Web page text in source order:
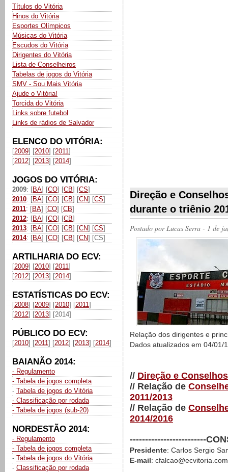
Títulos do Vitória
Hinos do Vitória
Esportes Olímpicos
Músicas do Vitória
Escudos do Vitória
Dirigentes do Vitória
Lista de Conselheiros
Tabelas de jogos do Vitória
SMV - Sou Mais Vitória
Ajude o Vitória!
Torcida do Vitória
Links sobre futebol
Links de rádios de Salvador
ELENCO DO VITÓRIA:
[2009] [2010] [2011]
[2012] [2013] [2014]
JOGOS DO VITÓRIA:
2009: [BA] [CO] [CB] [CS]
2010: [BA] [CO] [CB] [CN] [CS]
2011: [BA] [CO] [CB]
2012: [BA] [CO] [CB]
2013: [BA] [CO] [CB] [CN] [CS]
2014: [BA] [CO] [CB] [CN] [CS]
ARTILHARIA DO ECV:
[2009] [2010] [2011]
[2012] [2013] [2014]
ESTATÍSTICAS DO ECV:
[2008] [2009] [2010] [2011]
[2012] [2013] [2014]
PÚBLICO DO ECV:
[2010] [2011] [2012] [2013] [2014]
BAIANÃO 2014:
- Regulamento
- Tabela de jogos completa
- Tabela de jogos do Vitória
- Classificação por rodada
- Tabela de jogos (sub-20)
NORDESTÃO 2014:
- Regulamento
- Tabela de jogos completa
- Tabela de jogos do Vitória
- Classificação por rodada
Direção e
durante o triênio
Postado porLucas Serra - 1 de
Relação dos dirigentes e
Dados atualizados em 04/01/
// Direção e
// Relação de
2011/2013
// Relação de
2014/2016
-------------------------
Presidente: Carlos Sergio
E-mail: